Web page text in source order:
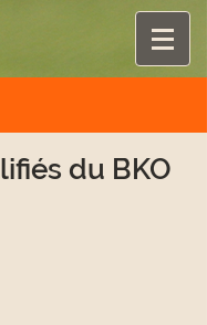
du BKO